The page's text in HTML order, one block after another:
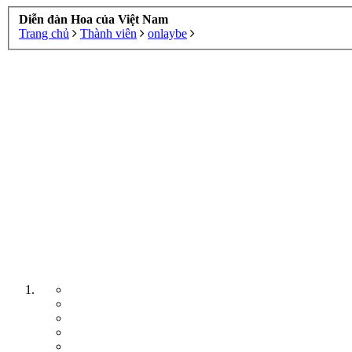
Diễn đàn Hoa của Việt Nam
Trang chủ
Thành viên onlaybe